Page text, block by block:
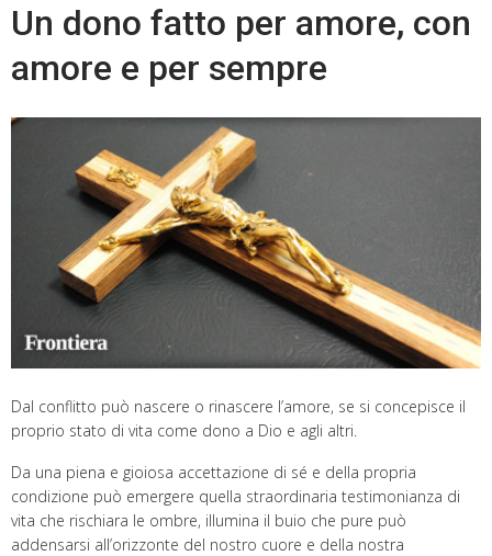
Un dono fatto per amore, con
amore e per sempre
Dal conflitto può nascere o rinascere l’amore, se si concepisce il
proprio stato di vita come dono a Dio e agli altri.
Da una piena e gioiosa accettazione di sé e della propria
condizione può emergere quella straordinaria testimonianza di
vita che rischiara le ombre, illumina il buio che pure può
addensarsi all’orizzonte del nostro cuore e della nostra